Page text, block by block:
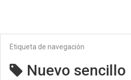
Etiqueta de navegación
Nuevo sencillo